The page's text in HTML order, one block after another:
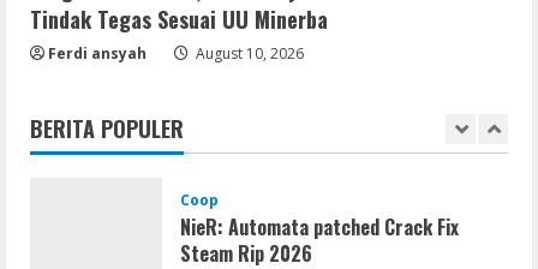
Tindak Tegas Sesuai UU Minerba
Ferdi ansyah August 10, 2026
BERITA POPULER
1
Umum
Gagalkan Peredaran Sabu di Umpu
Coop
NieR: Automata patched Crack Fix
Steam Rip 2026